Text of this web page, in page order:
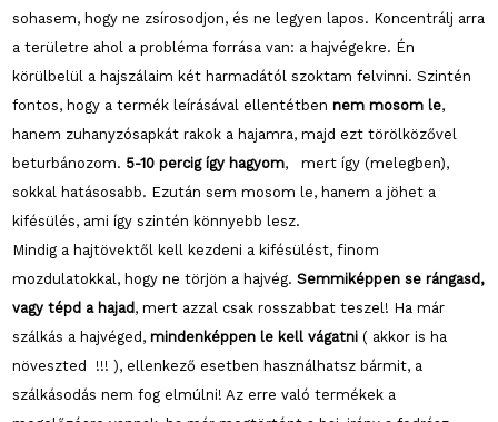
sohasem, hogy ne zsírosodjon, és ne legyen lapos. Koncentrálj arra
a területre ahol a probléma forrása van: a hajvégekre. Én
körülbelül a hajszálaim két harmadától szoktam felvinni. Szintén
fontos, hogy a termék leírásával ellentétbennem mosom le,
hanem zuhanyzósapkát rakok a hajamra, majd ezt törölközővel
beturbánozom. 5-10 percig így hagyom, mert így (melegben),
sokkal hatásosabb. Ezután sem mosom le, hanem a jöhet a
kifésülés, ami így szintén könnyebb lesz.
Mindig a hajtövektől kell kezdeni a kifésülést, finom
mozdulatokkal, hogy ne törjön a hajvég.Semmiképpen se rángasd,
vagy tépd a hajad , mert azzal csak rosszabbat teszel! Ha már
szálkás a hajvéged,mindenképpen le kell vágatni ( akkor is ha
növeszted !!! ), ellenkező esetben használhatsz bármit, a
szálkásodás nem fog elmúlni! Az erre való termékek a